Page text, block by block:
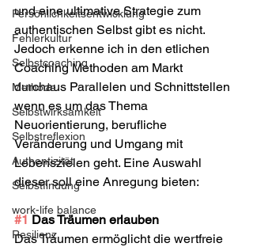
Persönlichkeitsentwicklung
Fehlerkultur
Selbstcoaching
Methode
Selbstwirksamkeit
Selbstreflexion
Authentizität
Selbstfindung
work-life balance
Resilienz
und eine ultimative Strategie zum
authentischen Selbst gibt es nicht.
Jedoch erkenne ich in den etlichen
Coaching Methoden am Markt
durchaus Parallelen und Schnittstellen
wenn es um das Thema
Neuorientierung, berufliche
Veränderung und Umgang mit
Lebenszielen geht. Eine Auswahl
dieser soll eine Anregung bieten:
#1 Das Träumen erlauben
Das Träumen ermöglicht die wertfreie